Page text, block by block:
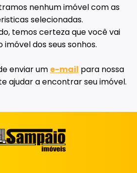
nenhum imóvel com as
selecionadas.
temos certeza que você vai
dos seus sonhos.
enviar um e-mail para nossa
ajudar a encontrar seu imóvel.